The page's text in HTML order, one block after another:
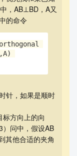
，AB⊥BD，A又
的命令
针，如果是顺时
方向上的向
问中，假设AB
其他合适的夹角